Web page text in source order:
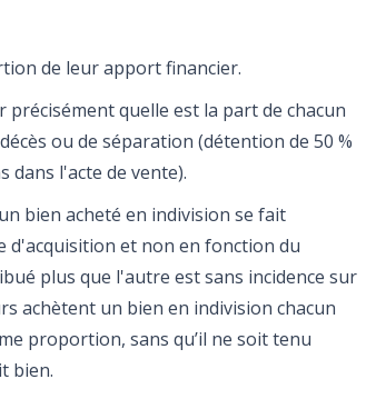
de leur apport financier.
quelle est la part de chacun
ou de séparation (détention de 50 %
dans l'acte de vente).
bien acheté en indivision se fait
d'acquisition et non en fonction du
plus que l'autre est sans incidence sur
achètent un bien en indivision chacun
proportion, sans qu’il ne soit tenu
bien.